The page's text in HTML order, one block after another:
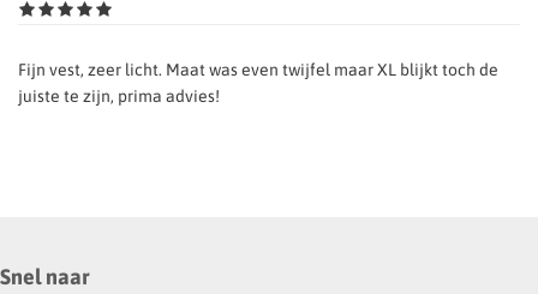
Fijn vest, zeer licht. Maat was even twijfel maar XL blijkt toch de
juiste te zijn, prima advies!
Snel naar